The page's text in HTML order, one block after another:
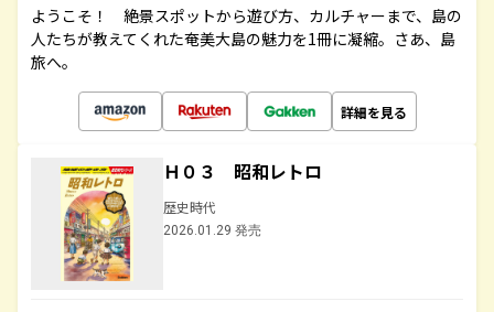
ようこそ！ 絶景スポットから遊び方、カルチャーまで、島の
人たちが教えてくれた奄美大島の魅力を1冊に凝縮。さあ、島
旅へ。
詳細を見る
Ｈ０３ 昭和レトロ
歴史時代
2026.01.29 発売